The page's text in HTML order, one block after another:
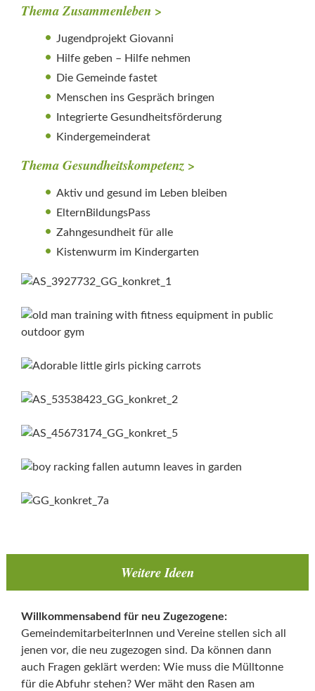
Thema Zusammenleben >
Jugendprojekt Giovanni
Hilfe geben – Hilfe nehmen
Die Gemeinde fastet
Menschen ins Gespräch bringen
Integrierte Gesundheitsförderung
Kindergemeinderat
Thema Gesundheitskompetenz >
Aktiv und gesund im Leben bleiben
ElternBildungsPass
Zahngesundheit für alle
Kistenwurm im Kindergarten
Weitere Ideen
Willkommensabend für neu Zugezogene:
GemeindemitarbeiterInnen und Vereine stellen sich all
jenen vor, die neu zugezogen sind. Da können dann
auch Fragen geklärt werden: Wie muss die Mülltonne
für die Abfuhr stehen? Wer mäht den Rasen am